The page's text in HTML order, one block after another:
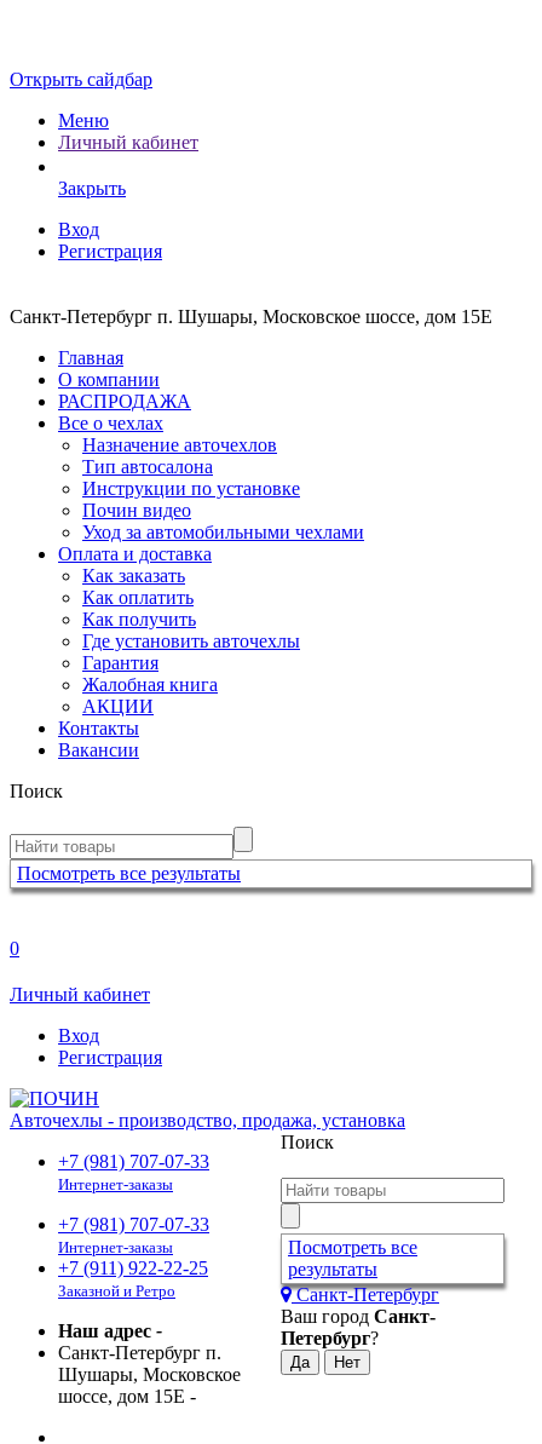
Открыть сайдбар
Меню
Личный кабинет
Закрыть
Вход
Регистрация
Санкт-Петербург п. Шушары, Московское шоссе, дом 15Е
Главная
О компании
РАСПРОДАЖА
Все о чехлах
Назначение авточехлов
Тип автосалона
Инструкции по установке
Почин видео
Уход за автомобильными чехлами
Оплата и доставка
Как заказать
Как оплатить
Как получить
Где установить авточехлы
Гарантия
Жалобная книга
АКЦИИ
Контакты
Вакансии
Поиск
Посмотреть все результаты
0
Личный кабинет
Вход
Регистрация
Авточехлы - производство, продажа, установка
+7 (981) 707-07-33
Интернет-заказы
+7 (981) 707-07-33
Интернет-заказы
+7 (911) 922-22-25
Заказной и Ретро
Наш адрес -
Санкт-Петербург п.
Шушары, Московское
шоссе, дом 15Е -
Поиск
Посмотреть все
результаты
Санкт-Петербург
Ваш город Санкт-
Петербург?